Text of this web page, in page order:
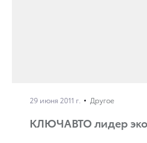
29 июня 2011 г. Другое
КЛЮЧАВТО лидер